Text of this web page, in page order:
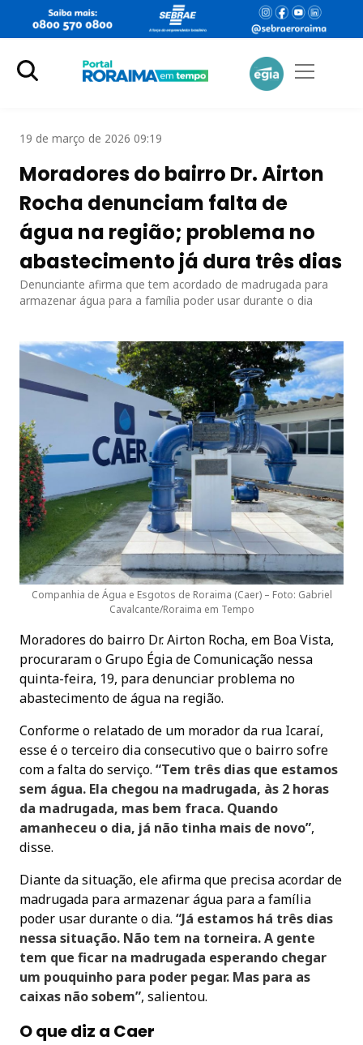
19 de março de 2026 09:19
Moradores do bairro Dr. Airton
Rocha denunciam falta de
água na região; problema no
abastecimento já dura três dias
Denunciante afirma que tem acordado de madrugada para
armazenar água para a família poder usar durante o dia
Companhia de Água e Esgotos de Roraima (Caer) – Foto: Gabriel
Cavalcante/Roraima em Tempo
Moradores do bairro Dr. Airton Rocha, em Boa Vista,
procuraram o Grupo Égia de Comunicação nessa
quinta-feira, 19, para denunciar problema no
abastecimento de água na região.
Conforme o relatado de um morador da rua Icaraí,
esse é o terceiro dia consecutivo que o bairro sofre
com a falta do serviço. “Tem três dias que estamos
sem água. Ela chegou na madrugada, às 2 horas
da madrugada, mas bem fraca. Quando
amanheceu o dia, já não tinha mais de novo”,
disse.
Diante da situação, ele afirma que precisa acordar de
madrugada para armazenar água para a família
poder usar durante o dia. “Já estamos há três dias
nessa situação. Não tem na torneira. A gente
tem que ficar na madrugada esperando chegar
um pouquinho para poder pegar. Mas para as
caixas não sobem”, salientou.
O que diz a Caer